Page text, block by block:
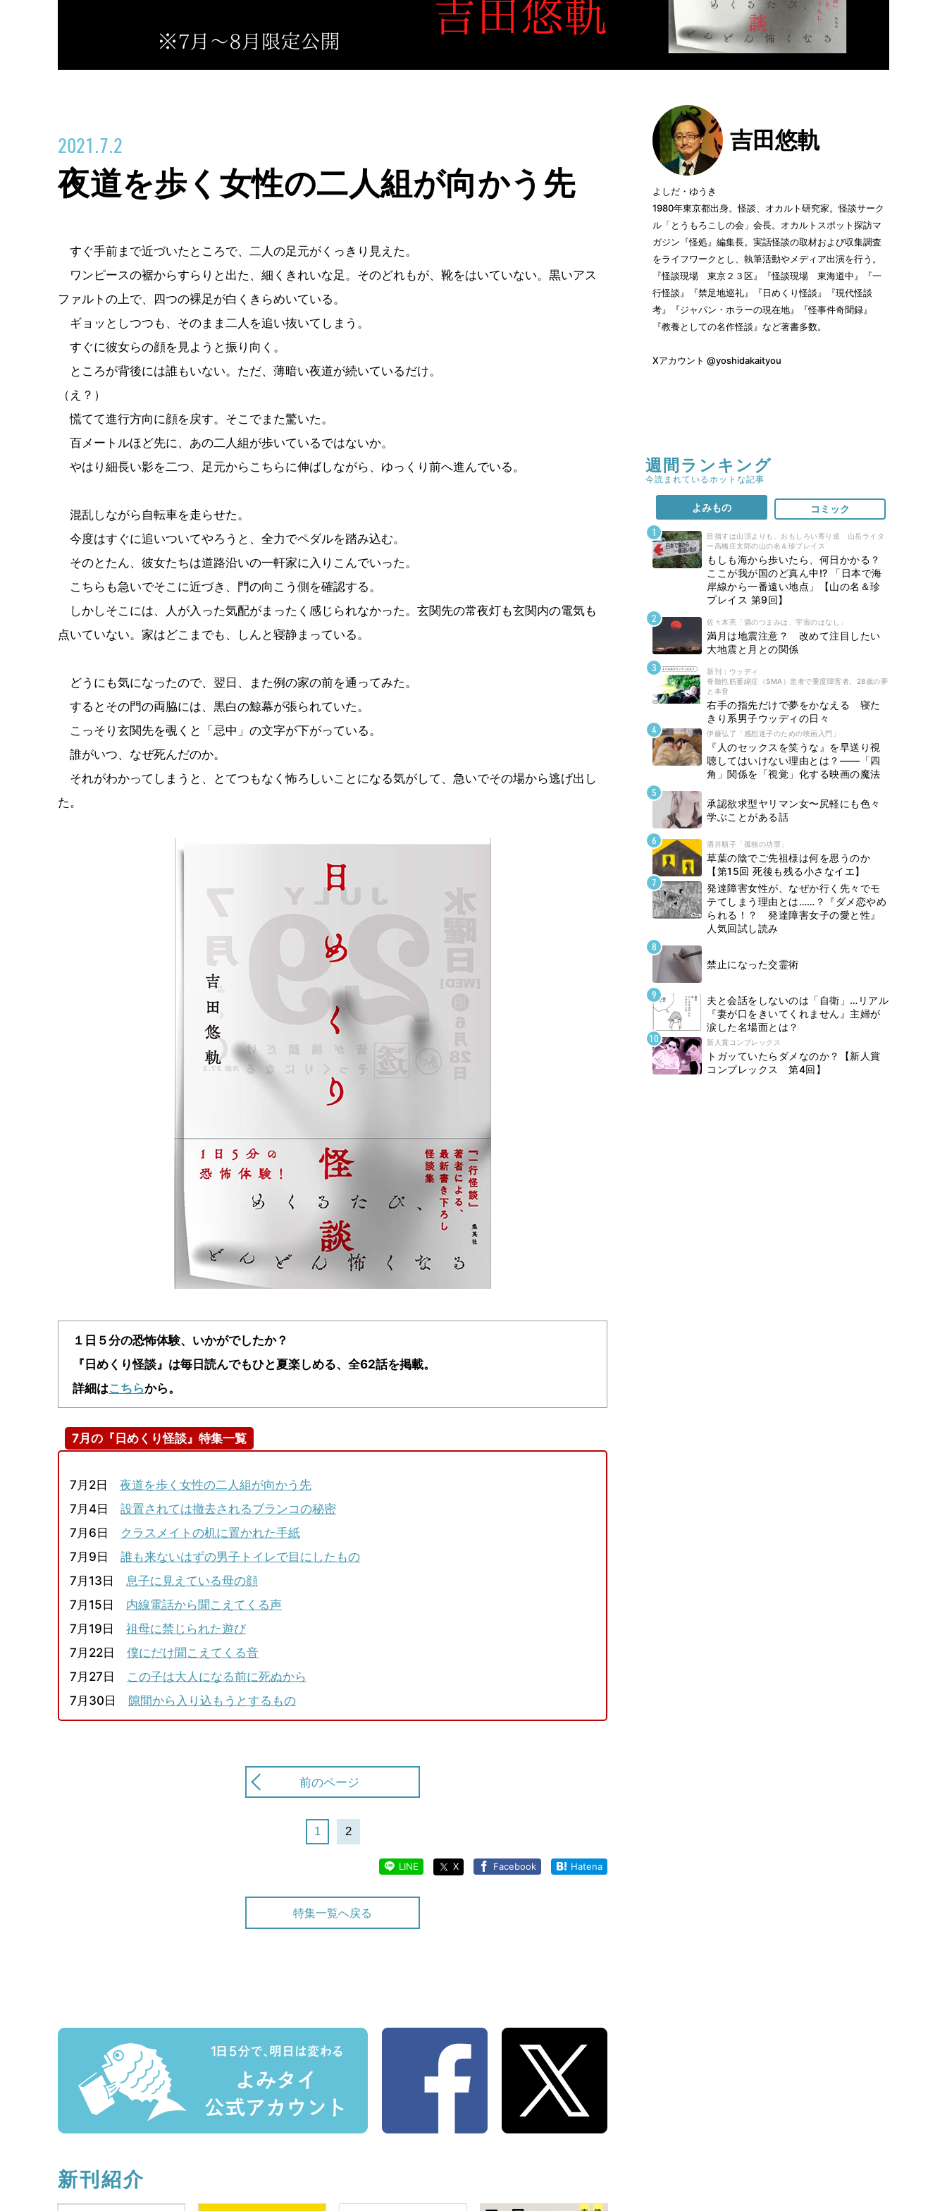
2021.7.2
夜道を歩く女性の二人組が向かう先
すぐ手前まで近づいたところで、二人の足元がくっきり見えた。
ワンピースの裾からすらりと出た、細くきれいな足。そのどれもが、靴をはいていない。黒いアス
ファルトの上で、四つの裸足が白くきらめいている。
ギョッとしつつも、そのまま二人を追い抜いてしまう。
すぐに彼女らの顔を見ようと振り向く。
ところが背後には誰もいない。ただ、薄暗い夜道が続いているだけ。
（え？）
慌てて進行方向に顔を戻す。そこでまた驚いた。
百メートルほど先に、あの二人組が歩いているではないか。
やはり細長い影を二つ、足元からこちらに伸ばしながら、ゆっくり前へ進んでいる。
混乱しながら自転車を走らせた。
今度はすぐに追いついてやろうと、全力でペダルを踏み込む。
そのとたん、彼女たちは道路沿いの一軒家に入りこんでいった。
こちらも急いでそこに近づき、門の向こう側を確認する。
しかしそこには、人が入った気配がまったく感じられなかった。玄関先の常夜灯も玄関内の電気も
点いていない。家はどこまでも、しんと寝静まっている。
どうにも気になったので、翌日、また例の家の前を通ってみた。
するとその門の両脇には、黒白の鯨幕が張られていた。
こっそり玄関先を覗くと「忌中」の文字が下がっている。
誰がいつ、なぜ死んだのか。
それがわかってしまうと、とてつもなく怖ろしいことになる気がして、急いでその場から逃げ出し
た。
１日５分の恐怖体験、いかがでしたか？
『日めくり怪談』は毎日読んでもひと夏楽しめる、全62話を掲載。
詳細はこちらから。
7月の『日めくり怪談』特集一覧
7月2日 夜道を歩く女性の二人組が向かう先
7月4日 設置されては撤去されるブランコの秘密
7月6日 クラスメイトの机に置かれた手紙
7月9日 誰も来ないはずの男子トイレで目にしたもの
7月13日 息子に見えている母の顔
7月15日 内線電話から聞こえてくる声
7月19日 祖母に禁じられた遊び
7月22日 僕にだけ聞こえてくる音
7月27日 この子は大人になる前に死ぬから
7月30日 隙間から入り込もうとするもの
前のページ
1 2
LINE X Facebook Hatena
特集一覧へ戻る
新刊紹介
吉田悠軌
よしだ・ゆうき
1980年東京都出身。怪談、オカルト研究家。怪談サーク
ル「とうもろこしの会」会長。オカルトスポット探訪マ
ガジン『怪処』編集長。実話怪談の取材および収集調査
をライフワークとし、執筆活動やメディア出演を行う。
『怪談現場 東京２３区』『怪談現場 東海道中』『一
行怪談』『禁足地巡礼』『日めくり怪談』『現代怪談
考』『ジャパン・ホラーの現在地』『怪事件奇聞録』
『教養としての名作怪談』など著書多数。
Xアカウント @yoshidakaityou
週間ランキング
今読まれているホットな記事
よみもの コミック
目指すは山頂よりも、おもしろい寄り道 山岳ライタ
ー高橋庄太郎の山の名＆珍プレイス
もしも海から歩いたら、何日かかる？
ここが我が国のど真ん中!? 「日本で海
岸線から一番遠い地点」【山の名＆珍
プレイス 第9回】
佐々木亮「酒のつまみは、宇宙のはなし」
満月は地震注意？ 改めて注目したい
大地震と月との関係
新刊 : ウッディ
脊髄性筋萎縮症（SMA）患者で重度障害者。28歳の夢
と本音
右手の指先だけで夢をかなえる 寝た
きり系男子ウッディの日々
伊藤弘了「感想迷子のための映画入門」
『人のセックスを笑うな』を早送り視
聴してはいけない理由とは？――「四
角」関係を「視覚」化する映画の魔法
承認欲求型ヤリマン女〜尻軽にも色々
学ぶことがある話
酒井順子「孤独の功罪」
草葉の陰でご先祖様は何を思うのか
【第15回 死後も残る小さなイエ】
発達障害女性が、なぜか行く先々でモ
テてしまう理由とは……？『ダメ恋やめ
られる！？ 発達障害女子の愛と性』
人気回試し読み
禁止になった交霊術
夫と会話をしないのは「自衛」…リアル
『妻が口をきいてくれません』主婦が
涙した名場面とは？
新人賞コンプレックス
トガッていたらダメなのか？【新人賞
コンプレックス 第4回】